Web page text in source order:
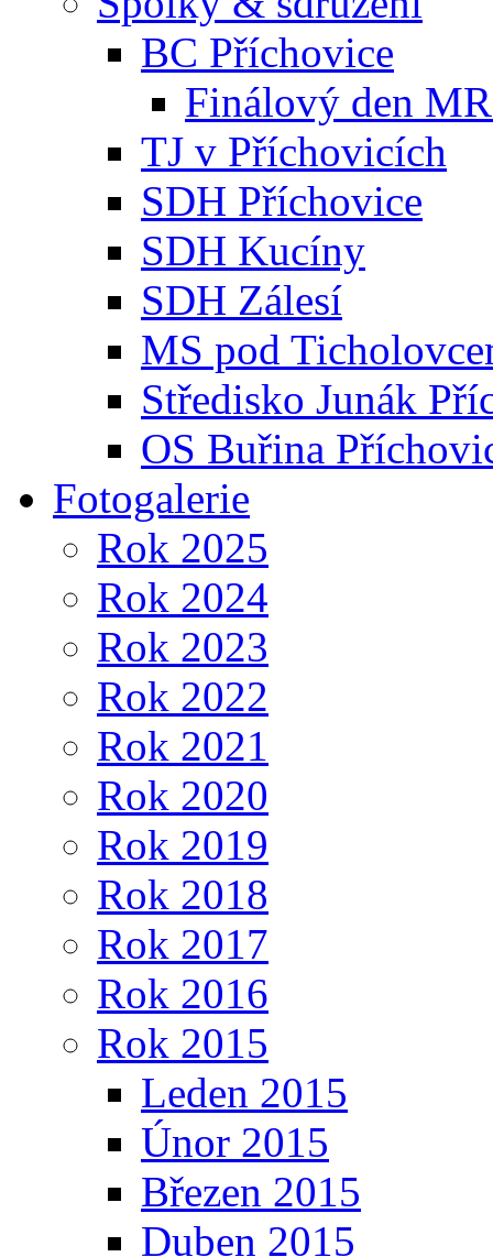
BC Příchovice
Finálový den
TJ v Příchovicích
SDH Příchovice
SDH Kucíny
SDH Zálesí
MS pod
Středisko Junák
OS Buřina
Fotogalerie
Rok 2025
Rok 2024
Rok 2023
Rok 2022
Rok 2021
Rok 2020
Rok 2019
Rok 2018
Rok 2017
Rok 2016
Rok 2015
Leden 2015
Únor 2015
Březen 2015
Duben 2015